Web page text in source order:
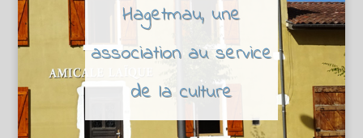
Hagetmau, une
association au service
de la culture